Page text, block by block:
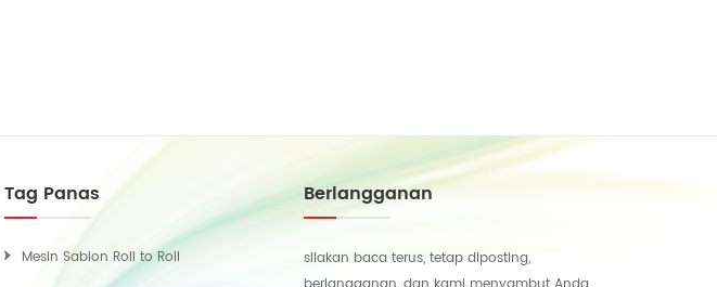
Tag Panas
Mesin Sablon Roll to Roll
Berlangganan
silakan baca terus, tetap diposting,